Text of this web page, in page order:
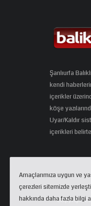
Şanlıurfa
kendi
içerikler
köşe
Uyar/Kaldır
içerikleri
Copyright
Amaçlarımıza uygun ve
çerezleri sitemizde
hakkında daha fazla bilgi